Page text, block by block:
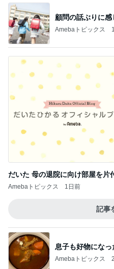
顧問の話ぶりに感
Amebaトピックス
だいた 母の退院に向け部屋を片
Amebaトピックス 1日前
記事
息子も好物にな
Amebaトピックス